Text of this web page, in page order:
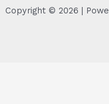
Copyright © 2026 |